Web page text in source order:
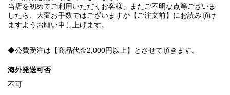
当店を初めてご利用いただくお客様、またご不明な点等ございま
したら、大変お手数ではございますが【ご注文前】にお読み頂け
ますようお願い申し上げます。
◆公費受注は【商品代金2,000円以上】とさせて頂きます。
海外発送可否
不可